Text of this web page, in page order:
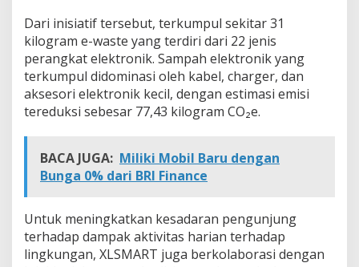
Dari inisiatif tersebut, terkumpul sekitar 31
kilogram e-waste yang terdiri dari 22 jenis
perangkat elektronik. Sampah elektronik yang
terkumpul didominasi oleh kabel, charger, dan
aksesori elektronik kecil, dengan estimasi emisi
tereduksi sebesar 77,43 kilogram CO₂e.
BACA JUGA: Miliki Mobil Baru dengan
Bunga 0% dari BRI Finance
Untuk meningkatkan kesadaran pengunjung
terhadap dampak aktivitas harian terhadap
lingkungan, XLSMART juga berkolaborasi dengan